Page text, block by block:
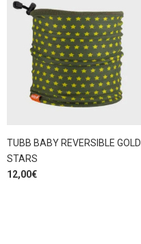
TUBB BABY REVERSIBLE GOLD
STARS
12,00€